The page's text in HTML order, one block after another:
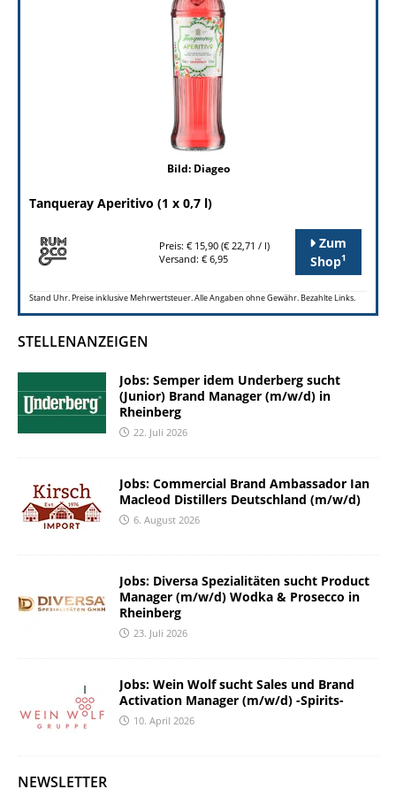
Bild: Diageo
Tanqueray Aperitivo (1 x 0,7 l)
Preis: € 15,90 (€ 22,71 / l)
Versand: € 6,95
Zum
Shop1
Stand Uhr. Preise inklusive Mehrwertsteuer. Alle Angaben ohne Gewähr. Bezahlte Links.
STELLENANZEIGEN
Jobs: Semper idem Underberg sucht
(Junior) Brand Manager (m/w/d) in
Rheinberg
22. Juli 2026
Jobs: Commercial Brand Ambassador Ian
Macleod Distillers Deutschland (m/w/d)
6. August 2026
Jobs: Diversa Spezialitäten sucht Product
Manager (m/w/d) Wodka & Prosecco in
Rheinberg
23. Juli 2026
Jobs: Wein Wolf sucht Sales und Brand
Activation Manager (m/w/d) -Spirits-
10. April 2026
NEWSLETTER